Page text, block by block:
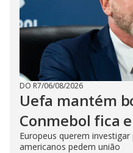
DO R7/06/08/2026
Uefa mantém
Conmebol fica
Europeus querem
americanos pedem união